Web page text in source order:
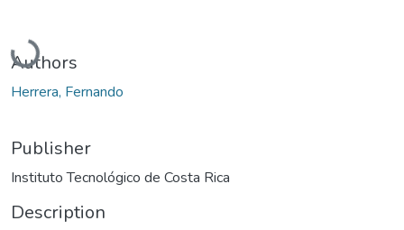
Loading...
Authors
Herrera, Fernando
Publisher
Instituto Tecnológico de Costa Rica
Description